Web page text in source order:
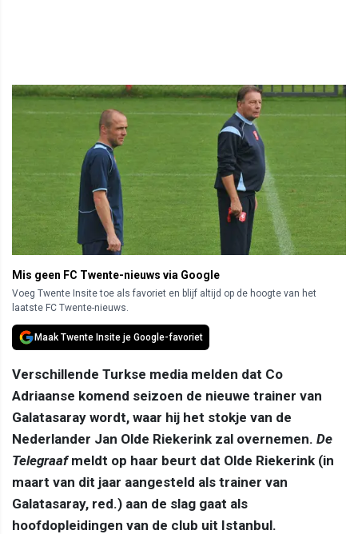
Mis geen FC Twente-nieuws via Google
Voeg Twente Insite toe als favoriet en blijf altijd op de hoogte van het
laatste FC Twente-nieuws.
Maak Twente Insite je Google-favoriet
Verschillende Turkse media melden dat Co
Adriaanse komend seizoen de nieuwe trainer van
Galatasaray wordt, waar hij het stokje van de
Nederlander Jan Olde Riekerink zal overnemen. De
Telegraafmeldt op haar beurt dat Olde Riekerink (in
maart van dit jaar aangesteld als trainer van
Galatasaray, red.) aan de slag gaat als
hoofdopleidingen van de club uit Istanbul.